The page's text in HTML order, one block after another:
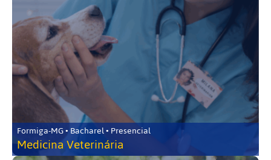
Formiga-MG • Bacharel • Presencial
Medicina Veterinária